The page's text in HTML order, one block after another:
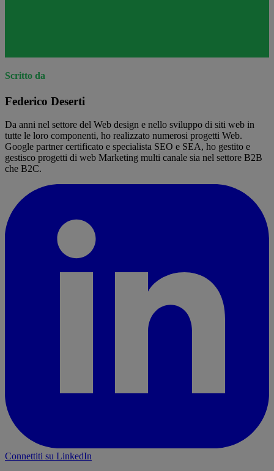
Scritto da
Federico Deserti
Da anni nel settore del Web design e nello sviluppo di siti web in
tutte le loro componenti, ho realizzato numerosi progetti Web.
Google partner certificato e specialista SEO e SEA, ho gestito e
gestisco progetti di web Marketing multi canale sia nel settore B2B
che B2C.
Connettiti su LinkedIn